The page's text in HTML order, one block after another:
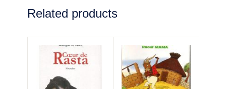
Related products